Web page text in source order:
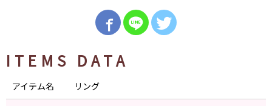
ITEMS DATA
アイテム名 リング